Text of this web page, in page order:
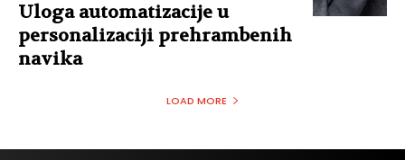
Uloga automatizacije u
personalizaciji prehrambenih
navika
LOAD MORE